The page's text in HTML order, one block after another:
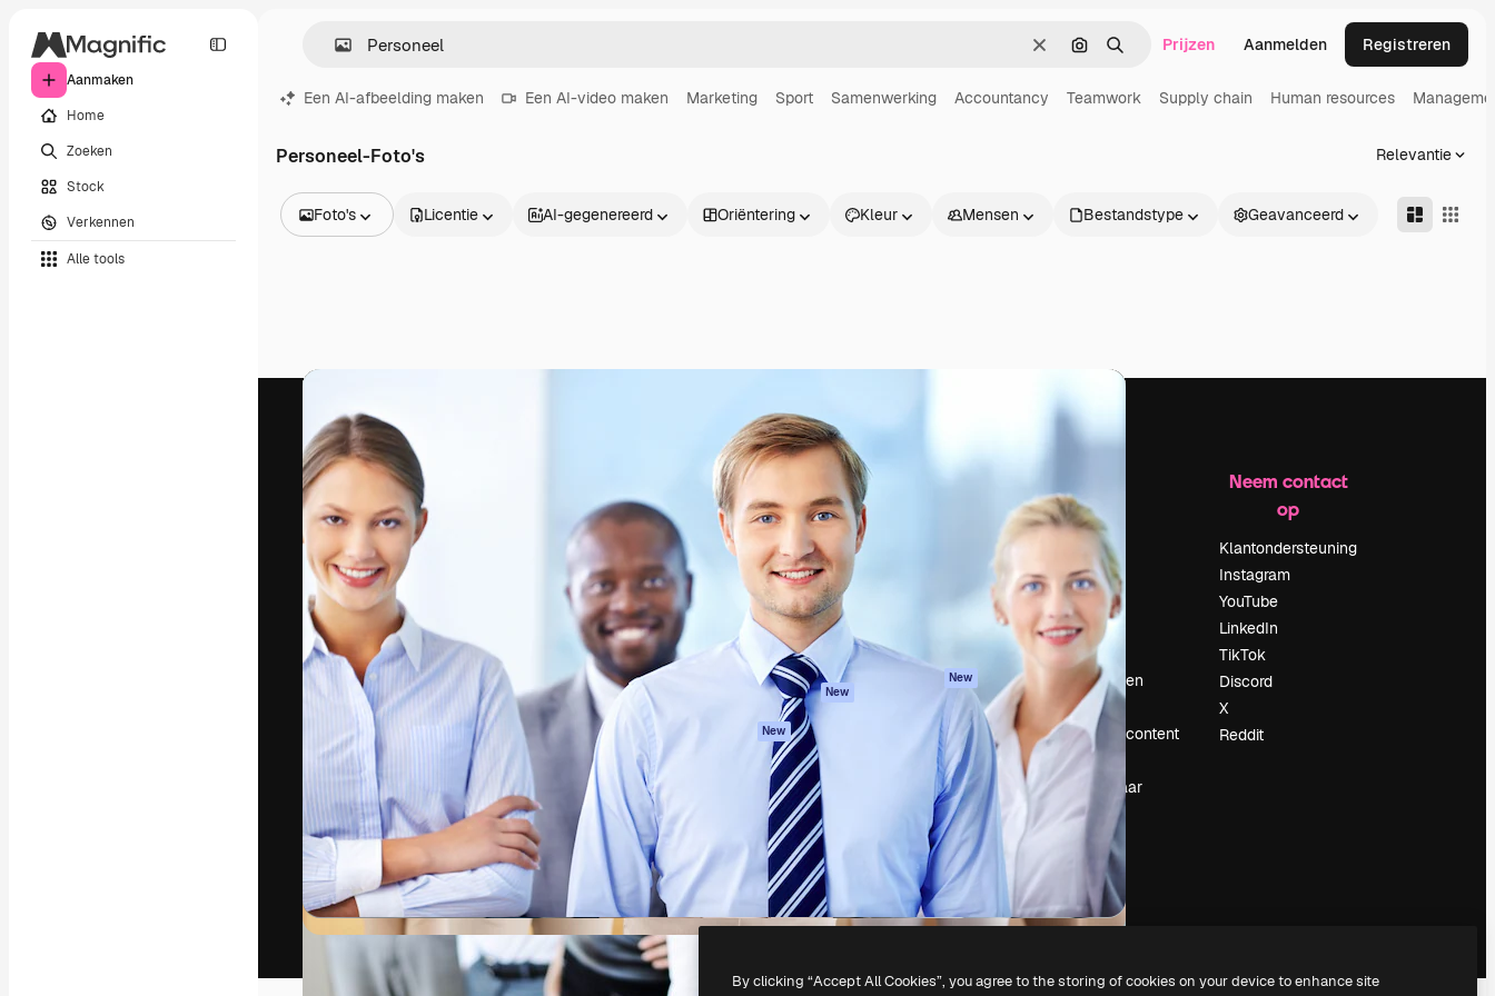
Aanmaken
Home
Zoeken
Stock
Verkennen
Alle tools
WissenZoeken op afbeelding
ZoekenPrijzen Aanmelden Registreren
Een AI-afbeelding maken Een AI-video maken Marketing Sport Samenwerking Accountancy Teamwork Supply chain Human resources
Personeel-Foto's Relevantie
Foto's
Video's
Dynamische afbeeldingen
Videosjablonen
Iconen
3D-modellen
Lettertypen
Licentie AI-gegenereerd Oriëntering Kleur Mensen Bestandstype Geavanceerd
Het creatieve platform om je beste werk te
creëren. Meer dan 1 miljoen abonnees
onder creatievelingen, ondernemingen,
bureaus en studio's.
Producten
Spaces
AI-assistent
AI Image Generator
AI Video Generator
AI Voice Generator
Stockcontent
MCP voor
Claude/ChatGPT
New
New
Mobiele app
Alle Magnific-tools
Aan de slag
Privacybeleid
Originelen New
Cookiebeleid
Vertrouwenscentrum
Onderneming
Prijzen
Over ons
Reviews
Vacatures
Zoektrends
Blog
Evenementen
Slidesgo
Verkoop je content
Perszaal
Op zoek naar
magnific.ai
Neem contact
op
Klantondersteuning
Instagram
YouTube
LinkedIn
TikTok
Discord
X
Reddit
Copyright © 2010-2026 Freepik Company S.L.U. Alle rechten voorbehouden
By clicking “Accept All Cookies”, you agree to the storing of cookies on your device to enhance site